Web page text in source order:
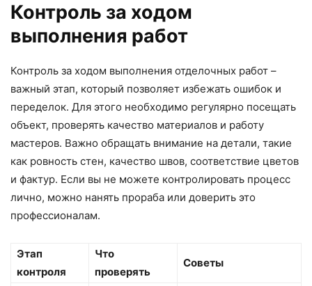
Контроль за ходом
выполнения работ
Контроль за ходом выполнения отделочных работ –
важный этап, который позволяет избежать ошибок и
переделок. Для этого необходимо регулярно посещать
объект, проверять качество материалов и работу
мастеров. Важно обращать внимание на детали, такие
как ровность стен, качество швов, соответствие цветов
и фактур. Если вы не можете контролировать процесс
лично, можно нанять прораба или доверить это
профессионалам.
Этап
контроля
Что
проверять
Советы